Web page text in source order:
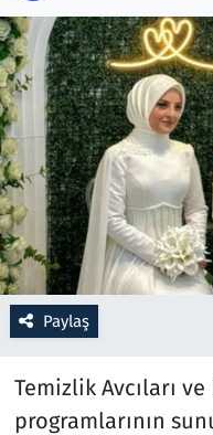
Paylaş
Temizlik Avcıları
programlarının
Ramazan
Resmi İlanlar
Rüya Tabirleri
Sağlık
Savunma Sanayi
Seçim 2023
Teknoloji ve Bilim